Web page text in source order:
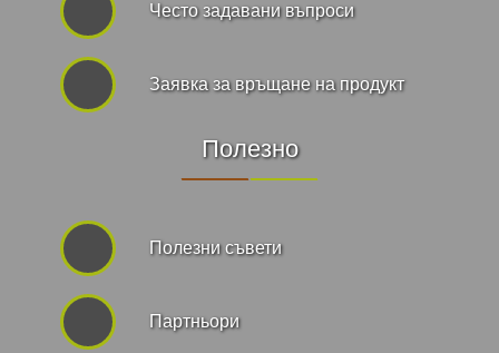
Често задавани въпроси
Заявка за връщане на продукт
Полезно
Полезни съвети
Партньори